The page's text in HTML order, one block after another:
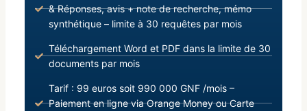
& Réponses, avis + note de recherche, mémo
synthétique – limite à 30 requêtes par mois
Téléchargement Word et PDF dans la limite de 30
documents par mois
Tarif : 99 euros soit 990 000 GNF /mois –
Paiement en ligne via Orange Money ou Carte